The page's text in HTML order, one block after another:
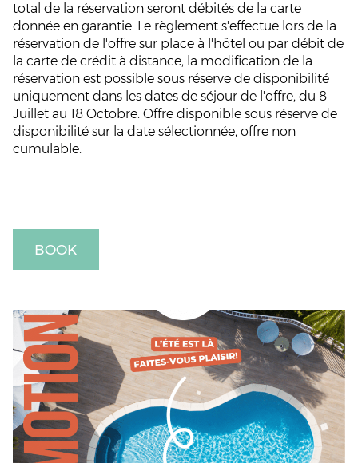
total de la réservation seront débités de la carte
donnée en garantie. Le règlement s'effectue lors de la
réservation de l'offre sur place à l'hôtel ou par débit de
la carte de crédit à distance, la modification de la
réservation est possible sous réserve de disponibilité
uniquement dans les dates de séjour de l'offre, du 8
Juillet au 18 Octobre. Offre disponible sous réserve de
disponibilité sur la date sélectionnée, offre non
cumulable.
BOOK